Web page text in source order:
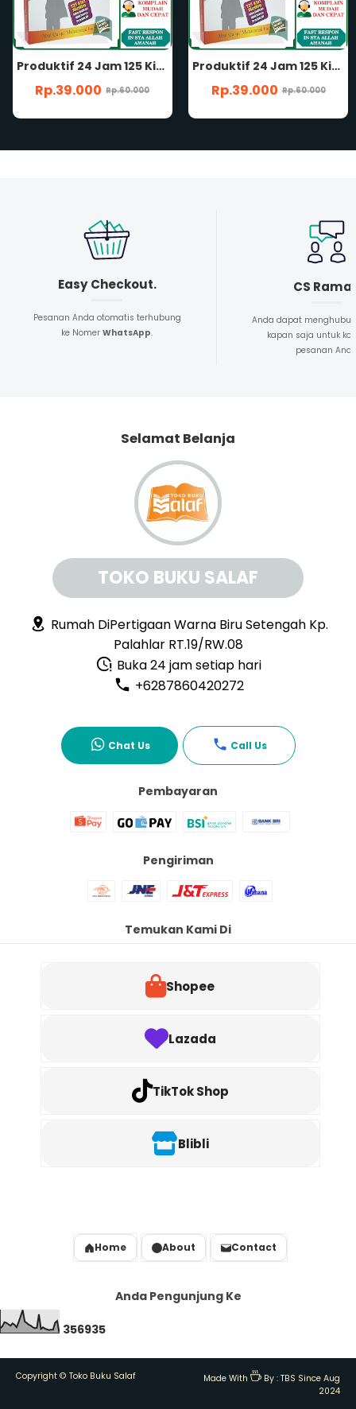
Produktif 24 Jam 125 Kiat Muslim Menjadikan Waktunya Produktif Karya Abul Qa'qa' Muhammad bin Shalih Penerbit Pustaka Elba
Rp.39.000 Rp.60.000
Produktif 24 Jam 125 Kiat Muslim Menjadikan Waktunya Produktif Karya Abul Qa'qa' Muhammad bin Shalih Penerbit Pustaka Elba
Rp.39.000 Rp.60.000
Easy Checkout.
Pesanan Anda otomatis terhubung
ke NomerWhatsApp.
CS
Anda dapat
kapan saja untuk
pesanan
Selamat Belanja
TOKO BUKU SALAF
Rumah DiPertigaan Warna Biru Setengah Kp.
Palahlar RT.19/RW.08
Buka 24 jam setiap hari
+6287860420272
Chat Us Call Us
Pembayaran
Pengiriman
Temukan Kami Di
Shopee
Lazada
TikTok Shop
Blibli
Home About Contact
Anda Pengunjung Ke
356935
Copyright © Toko Buku Salaf Made With By : TBS Since Aug
2024